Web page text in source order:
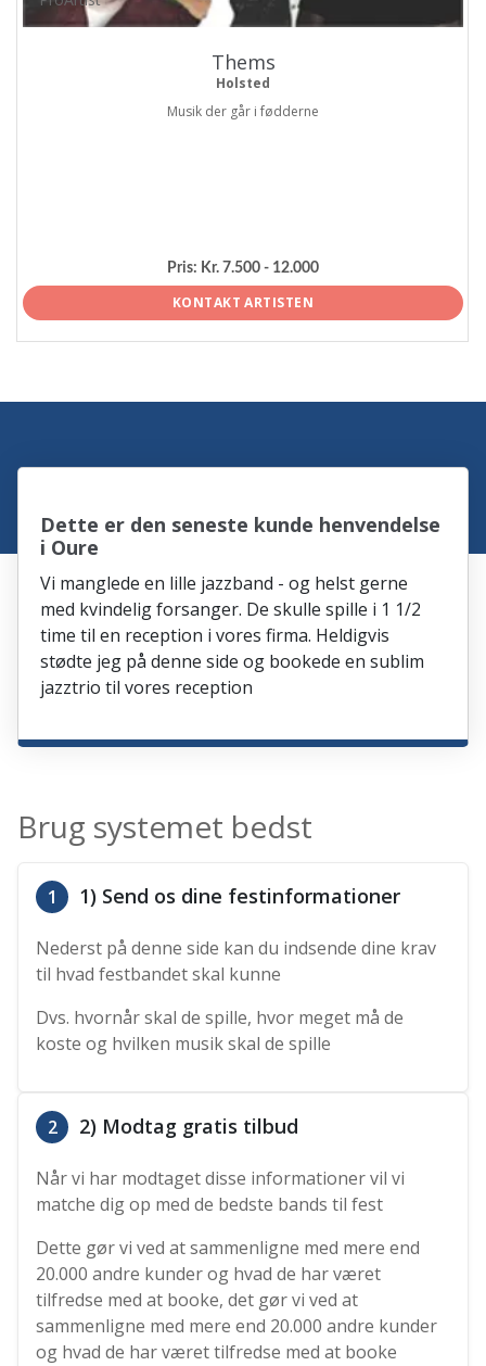
Thems
Holsted
Musik der går i fødderne
Pris: Kr. 7.500 - 12.000
KONTAKT ARTISTEN
Dette er den seneste kunde henvendelse
i Oure
Vi manglede en lille jazzband - og helst gerne
med kvindelig forsanger. De skulle spille i 1 1/2
time til en reception i vores firma. Heldigvis
stødte jeg på denne side og bookede en sublim
jazztrio til vores reception
Brug systemet bedst
1 1) Send os dine festinformationer
Nederst på denne side kan du indsende dine krav
til hvad festbandet skal kunne
Dvs. hvornår skal de spille, hvor meget må de
koste og hvilken musik skal de spille
2 2) Modtag gratis tilbud
Når vi har modtaget disse informationer vil vi
matche dig op med de bedste bands til fest
Dette gør vi ved at sammenligne med mere end
20.000 andre kunder og hvad de har været
tilfredse med at booke, det gør vi ved at
sammenligne med mere end 20.000 andre kunder
og hvad de har været tilfredse med at booke